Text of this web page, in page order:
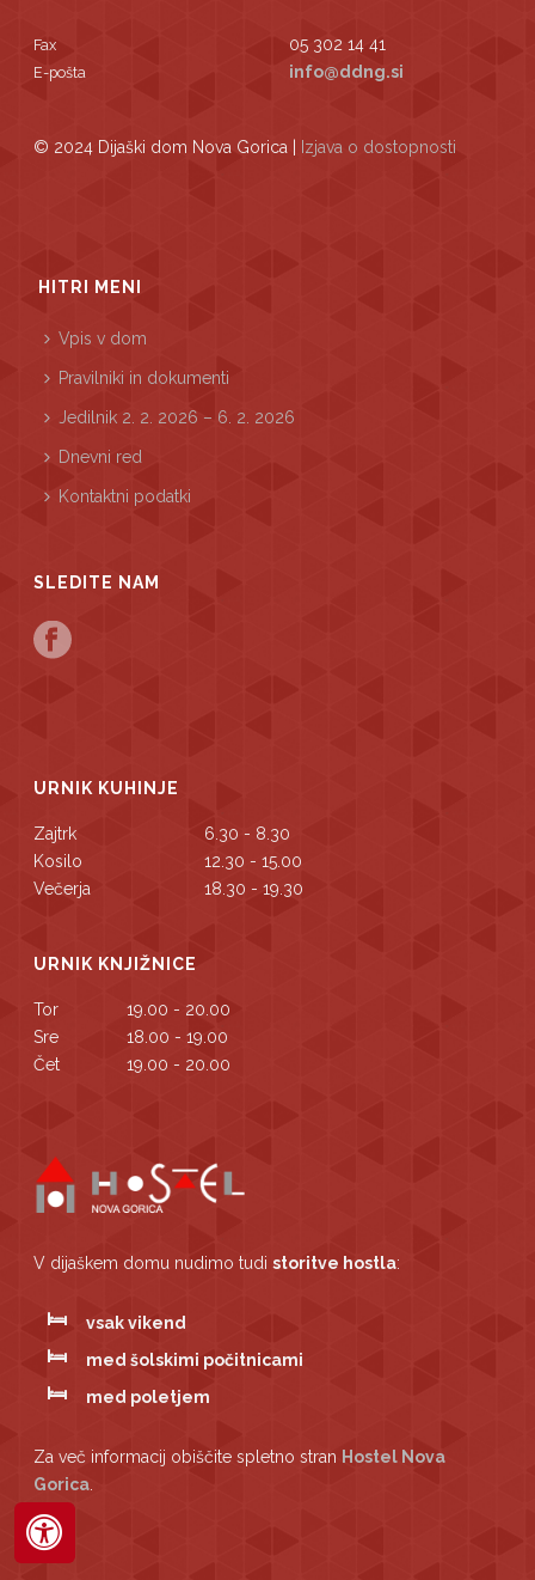
Fax 05 302 14 41
E-pošta info@ddng.si
© 2024 Dijaški dom Nova Gorica | Izjava o dostopnosti
HITRI MENI
Vpis v dom
Pravilniki in dokumenti
Jedilnik 2. 2. 2026 – 6. 2. 2026
Dnevni red
Kontaktni podatki
SLEDITE NAM
URNIK KUHINJE
Zajtrk
6.30 - 8.30
Kosilo
12.30 - 15.00
Večerja
18.30 - 19.30
URNIK KNJIŽNICE
Tor
19.00 - 20.00
Sre
18.00 - 19.00
Čet
19.00 - 20.00
V dijaškem domu nudimo tudistoritve hostla:
vsak vikend
med šolskimi počitnicami
med poletjem
Za več informacij obiščite spletno stran Hostel Nova
Gorica